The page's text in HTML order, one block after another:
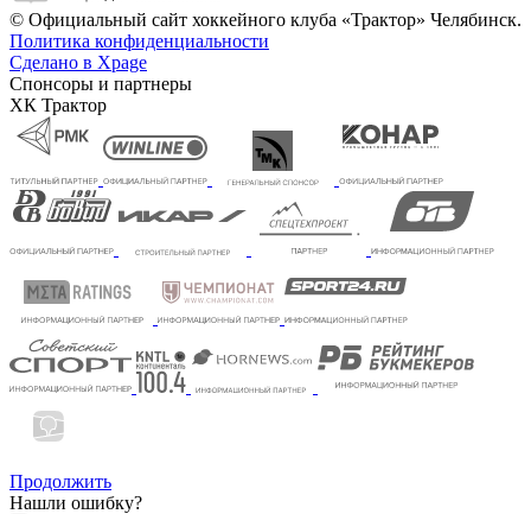
© Официальный сайт хоккейного клуба «Трактор» Челябинск.
Политика конфиденциальности
Сделано в Xpage
Спонсоры и партнеры
ХК Трактор
Продолжить
Нашли ошибку?